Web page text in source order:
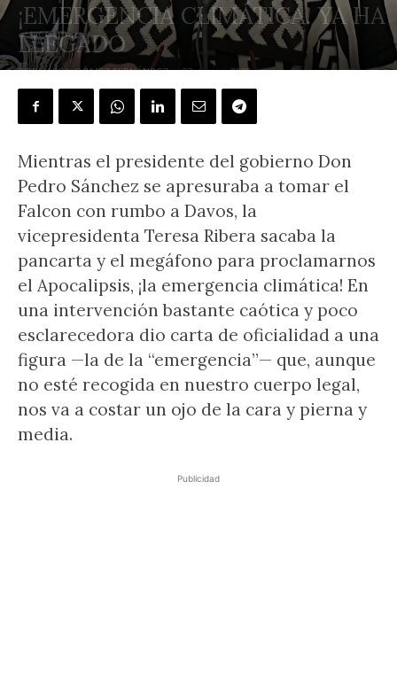
¡EMERGENCIA CLIMÁTICA! YA HA
LLEGADO
POR LUIS I. GÓMEZ FERNÁNDEZ - 22 enero, 2020
Mientras el presidente del gobierno Don
Pedro Sánchez se apresuraba a tomar el
Falcon con rumbo a Davos, la
vicepresidenta Teresa Ribera sacaba la
pancarta y el megáfono para proclamarnos
el Apocalipsis, ¡la emergencia climática! En
una intervención bastante caótica y poco
esclarecedora dio carta de oficialidad a una
figura —la de la “emergencia”— que, aunque
no esté recogida en nuestro cuerpo legal,
nos va a costar un ojo de la cara y pierna y
media.
Publicidad